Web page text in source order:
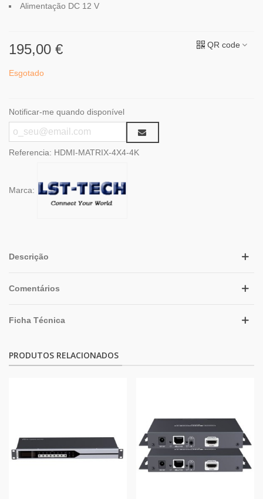
Alimentação DC 12 V
195,00 € QR code
Esgotado
Notificar-me quando disponível
Referencia: HDMI-MATRIX-4X4-4K
Marca:
Descrição
Comentários
Ficha Técnica
PRODUTOS RELACIONADOS